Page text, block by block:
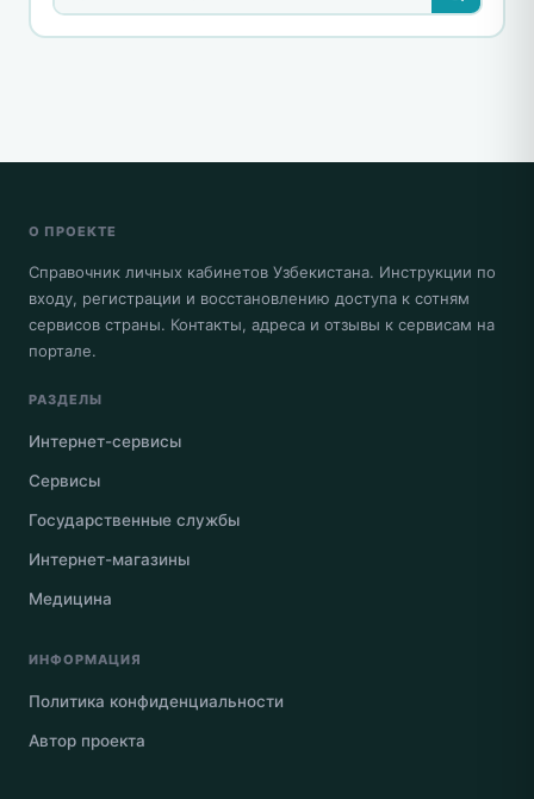
О ПРОЕКТЕ
Справочник личных кабинетов Узбекистана. Инструкции по
входу, регистрации и восстановлению доступа к сотням
сервисов страны. Контакты, адреса и отзывы к сервисам на
портале.
РАЗДЕЛЫ
Интернет-сервисы
Сервисы
Государственные службы
Интернет-магазины
Медицина
ИНФОРМАЦИЯ
Политика конфиденциальности
Автор проекта